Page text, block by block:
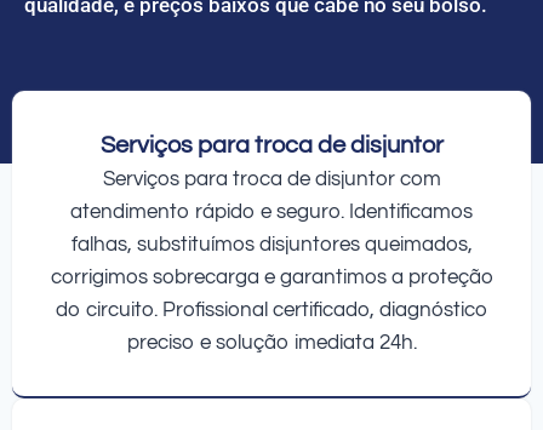
Serviços para troca de disjuntor
Serviços para troca de disjuntor com
atendimento rápido e seguro. Identificamos
falhas, substituímos disjuntores queimados,
corrigimos sobrecarga e garantimos a proteção
do circuito. Profissional certificado, diagnóstico
preciso e solução imediata 24h.